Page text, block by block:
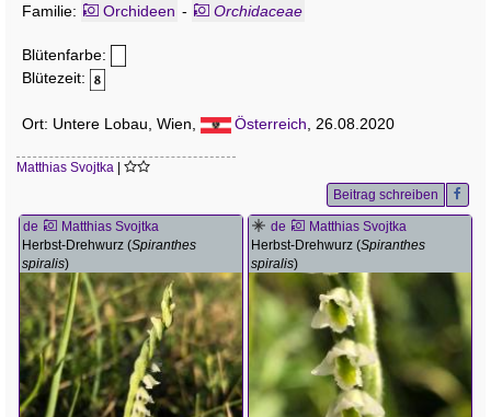
Familie:
Orchideen - Orchidaceae
Blütenfarbe:
Blütezeit:
Ort: Untere Lobau, Wien, Österreich , 26.08.2020
Matthias Svojtka |
Beitrag schreiben
de
Matthias Svojtka
Herbst-Drehwurz (Spiranthes
spiralis)
de
Matthias Svojtka
Herbst-Drehwurz (Spiranthes
spiralis)